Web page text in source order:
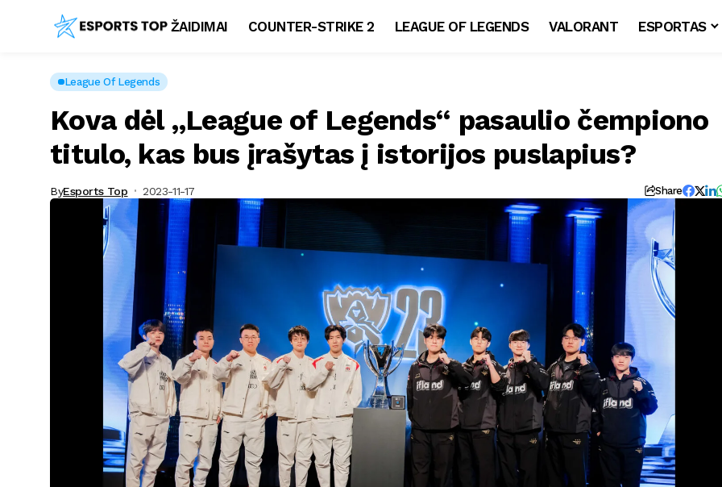
ŽAIDIMAI COUNTER-STRIKE 2 LEAGUE OF LEGENDS VALORANT ESPORTAS
League Of Legends
Kova dėl „League of Legends“ pasaulio čempiono
titulo, kas bus įrašytas į istorijos puslapius?
ByEsports Top 2023-11-17 Share